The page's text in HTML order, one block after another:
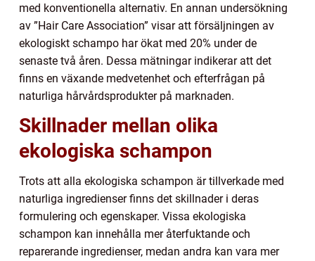
med konventionella alternativ. En annan undersökning
av ”Hair Care Association” visar att försäljningen av
ekologiskt schampo har ökat med 20% under de
senaste två åren. Dessa mätningar indikerar att det
finns en växande medvetenhet och efterfrågan på
naturliga hårvårdsprodukter på marknaden.
Skillnader mellan olika
ekologiska schampon
Trots att alla ekologiska schampon är tillverkade med
naturliga ingredienser finns det skillnader i deras
formulering och egenskaper. Vissa ekologiska
schampon kan innehålla mer återfuktande och
reparerande ingredienser, medan andra kan vara mer